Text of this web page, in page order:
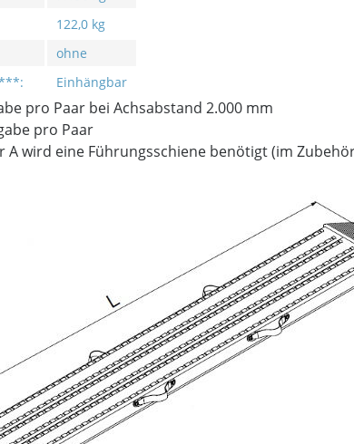
122,0 kg
ohne
Einhängbar
pro Paar bei Achsabstand 2.000 mm
pro Paar
wird eine Führungsschiene benötigt (im